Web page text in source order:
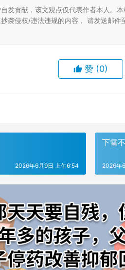
发贡献，该文观点仅代表作者本人。
袭侵权/违法违规的内容， 请发送邮
赞 (0)
2026年6月9日 上午6:54
下雪
2026年